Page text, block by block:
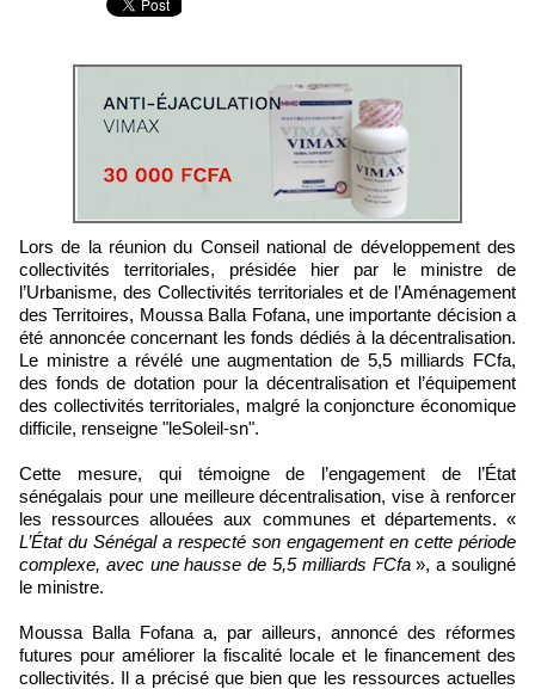
Lors de la réunion du Conseil national de développement des
collectivités territoriales, présidée hier par le ministre de
l’Urbanisme, des Collectivités territoriales et de l’Aménagement
des Territoires, Moussa Balla Fofana, une importante décision a
été annoncée concernant les fonds dédiés à la décentralisation.
Le ministre a révélé une augmentation de 5,5 milliards FCfa,
des fonds de dotation pour la décentralisation et l’équipement
des collectivités territoriales, malgré la conjoncture économique
difficile, renseigne "leSoleil-sn".
Cette mesure, qui témoigne de l’engagement de l’État
sénégalais pour une meilleure décentralisation, vise à renforcer
les ressources allouées aux communes et départements. «
L’État du Sénégal a respecté son engagement en cette période
complexe, avec une hausse de 5,5 milliards FCfa», a souligné
le ministre.
Moussa Balla Fofana a, par ailleurs, annoncé des réformes
futures pour améliorer la fiscalité locale et le financement des
collectivités. Il a précisé que bien que les ressources actuelles